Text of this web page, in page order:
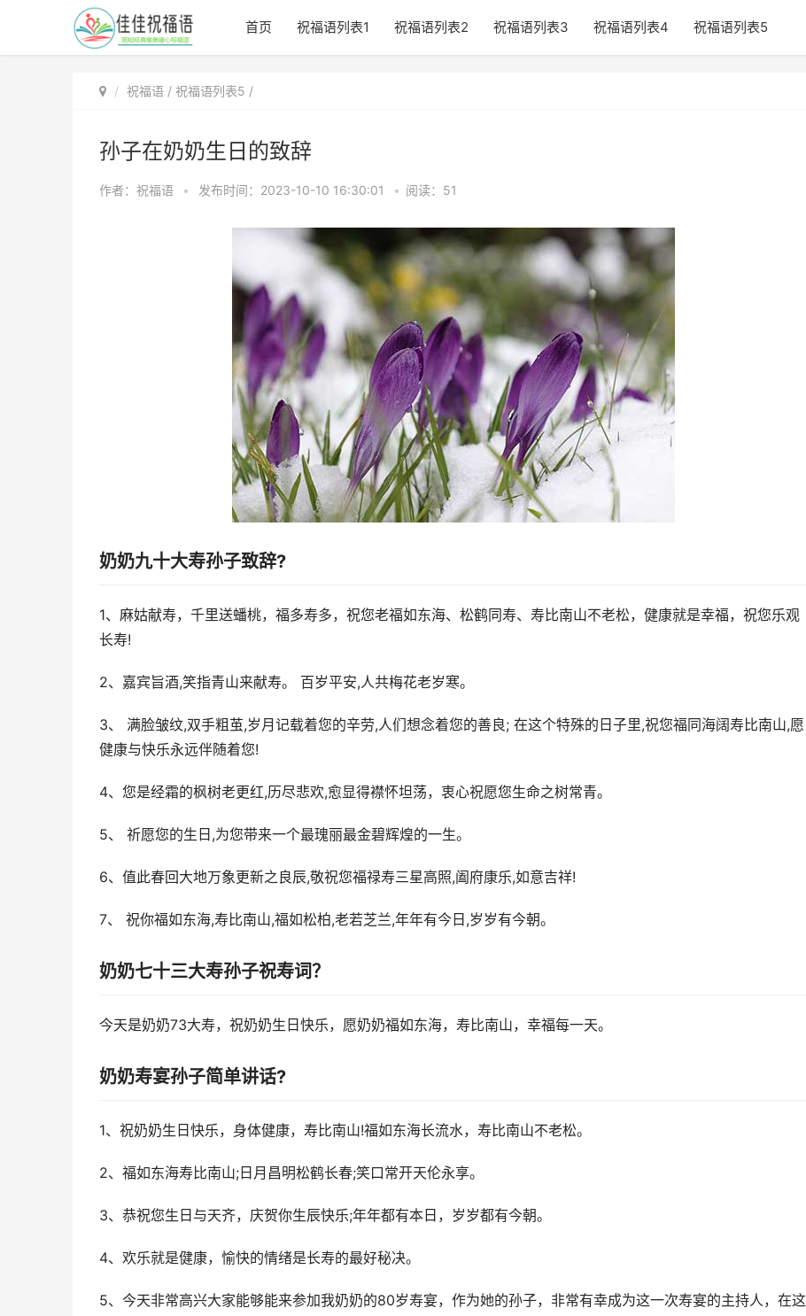
首页 祝福语列表1 祝福语列表2 祝福语列表3 祝福语列表4 祝福语列表5
祝福语 / 祝福语列表5 /
孙子在奶奶生日的致辞
作者：祝福语 • 发布时间：2023-10-10 16:30:01 • 阅读：51
奶奶九十大寿孙子致辞?
1、麻姑献寿，千里送蟠桃，福多寿多，祝您老福如东海、松鹤同寿、寿比南山不老松，健康就是幸福，祝您乐观
长寿!
2、嘉宾旨酒,笑指青山来献寿。 百岁平安,人共梅花老岁寒。
3、 满脸皱纹,双手粗茧,岁月记载着您的辛劳,人们想念着您的善良; 在这个特殊的日子里,祝您福同海阔寿比南山,愿
健康与快乐永远伴随着您!
4、您是经霜的枫树老更红,历尽悲欢,愈显得襟怀坦荡，衷心祝愿您生命之树常青。
5、 祈愿您的生日,为您带来一个最瑰丽最金碧辉煌的一生。
6、值此春回大地万象更新之良辰,敬祝您福禄寿三星高照,阖府康乐,如意吉祥!
7、 祝你福如东海,寿比南山,福如松柏,老若芝兰,年年有今日,岁岁有今朝。
奶奶七十三大寿孙子祝寿词？
今天是奶奶73大寿，祝奶奶生日快乐，愿奶奶福如东海，寿比南山，幸福每一天。
奶奶寿宴孙子简单讲话?
1、祝奶奶生日快乐，身体健康，寿比南山!福如东海长流水，寿比南山不老松。
2、福如东海寿比南山;日月昌明松鹤长春;笑口常开天伦永享。
3、恭祝您生日与天齐，庆贺你生辰快乐;年年都有本日，岁岁都有今朝。
4、欢乐就是健康，愉快的情绪是长寿的最好秘决。
5、今天非常高兴大家能够能来参加我奶奶的80岁寿宴，作为她的孙子，非常有幸成为这一次寿宴的主持人，在这